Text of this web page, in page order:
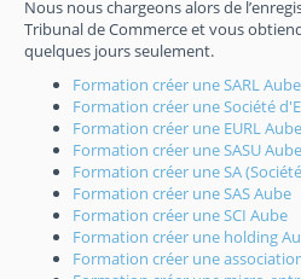
Nous nous chargeons alors de
Tribunal de Commerce et vous
quelques jours seulement.
Formation créer une SARL Aube
Formation créer une Société
Formation créer une EURL Aube
Formation créer une SASU Aube
Formation créer une SA
Formation créer une SAS Aube
Formation créer une SCI Aube
Formation créer une holding
Formation créer une